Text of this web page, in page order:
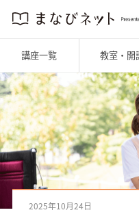
講座一覧 教室・開
2025年10月24日